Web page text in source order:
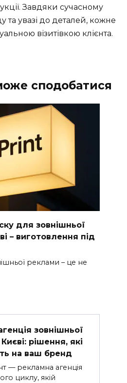
Завдяки сучасному
та увазі до деталей, кожне
візитівкою клієнта.
сподобатися
для зовнішньої
– виготовлення під
реклами – це не
зовнішньої
рішення, які
на ваш бренд
— рекламна агенція
циклу, якій